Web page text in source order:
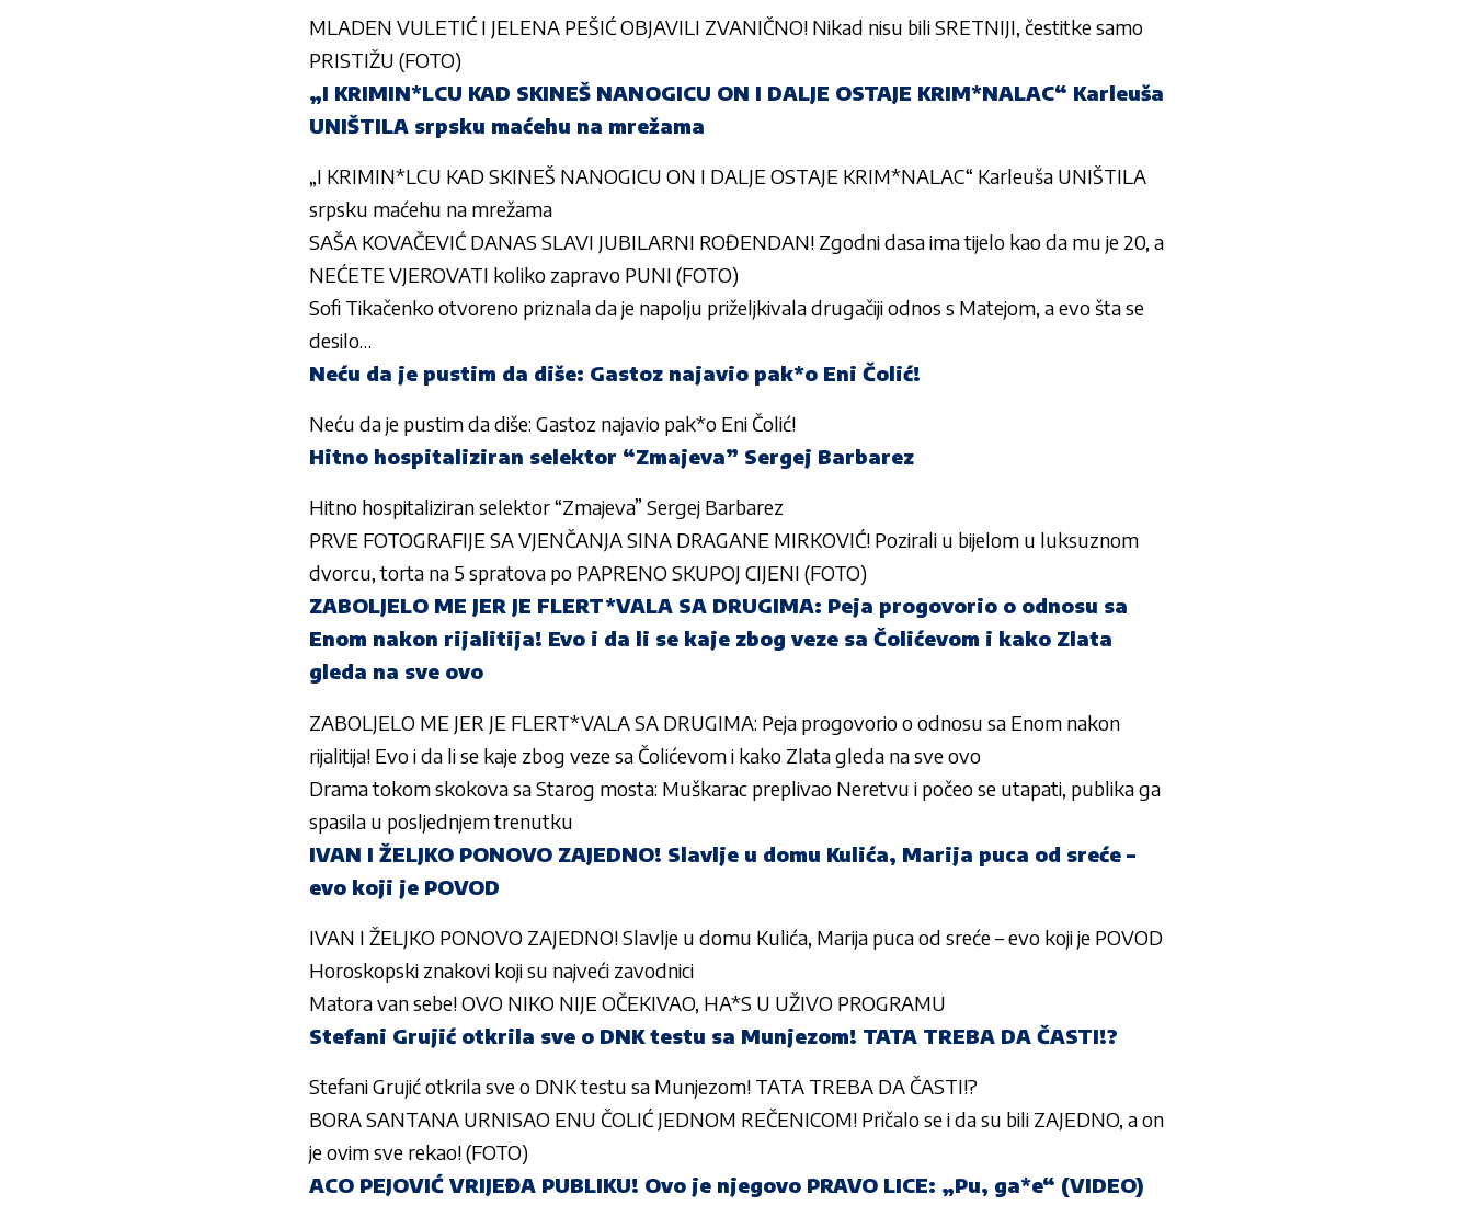
MLADEN VULETIĆ I JELENA PEŠIĆ OBJAVILI ZVANIČNO! Nikad nisu bili SRETNIJI, čestitke samo
PRISTIŽU (FOTO)
„I KRIMIN*LCU KAD SKINEŠ NANOGICU ON I DALJE OSTAJE KRIM*NALAC“ Karleuša
UNIŠTILA srpsku maćehu na mrežama
„I KRIMIN*LCU KAD SKINEŠ NANOGICU ON I DALJE OSTAJE KRIM*NALAC“ Karleuša UNIŠTILA
srpsku maćehu na mrežama
SAŠA KOVAČEVIĆ DANAS SLAVI JUBILARNI ROĐENDAN! Zgodni dasa ima tijelo kao da mu je 20, a
NEĆETE VJEROVATI koliko zapravo PUNI (FOTO)
Sofi Tikačenko otvoreno priznala da je napolju priželjkivala drugačiji odnos s Matejom, a evo šta se
desilo…
Neću da je pustim da diše: Gastoz najavio pak*o Eni Čolić!
Neću da je pustim da diše: Gastoz najavio pak*o Eni Čolić!
Hitno hospitaliziran selektor “Zmajeva” Sergej Barbarez
Hitno hospitaliziran selektor “Zmajeva” Sergej Barbarez
PRVE FOTOGRAFIJE SA VJENČANJA SINA DRAGANE MIRKOVIĆ! Pozirali u bijelom u luksuznom
dvorcu, torta na 5 spratova po PAPRENO SKUPOJ CIJENI (FOTO)
ZABOLJELO ME JER JE FLERT*VALA SA DRUGIMA: Peja progovorio o odnosu sa
Enom nakon rijalitija! Evo i da li se kaje zbog veze sa Čolićevom i kako Zlata
gleda na sve ovo
ZABOLJELO ME JER JE FLERT*VALA SA DRUGIMA: Peja progovorio o odnosu sa Enom nakon
rijalitija! Evo i da li se kaje zbog veze sa Čolićevom i kako Zlata gleda na sve ovo
Drama tokom skokova sa Starog mosta: Muškarac preplivao Neretvu i počeo se utapati, publika ga
spasila u posljednjem trenutku
IVAN I ŽELJKO PONOVO ZAJEDNO! Slavlje u domu Kulića, Marija puca od sreće –
evo koji je POVOD
IVAN I ŽELJKO PONOVO ZAJEDNO! Slavlje u domu Kulića, Marija puca od sreće – evo koji je POVOD
Horoskopski znakovi koji su najveći zavodnici
Matora van sebe! OVO NIKO NIJE OČEKIVAO, HA*S U UŽIVO PROGRAMU
Stefani Grujić otkrila sve o DNK testu sa Munjezom! TATA TREBA DA ČASTI!?
Stefani Grujić otkrila sve o DNK testu sa Munjezom! TATA TREBA DA ČASTI!?
BORA SANTANA URNISAO ENU ČOLIĆ JEDNOM REČENICOM! Pričalo se i da su bili ZAJEDNO, a on
je ovim sve rekao! (FOTO)
ACO PEJOVIĆ VRIJEĐA PUBLIKU! Ovo je njegovo PRAVO LICE: „Pu, ga*e“ (VIDEO)